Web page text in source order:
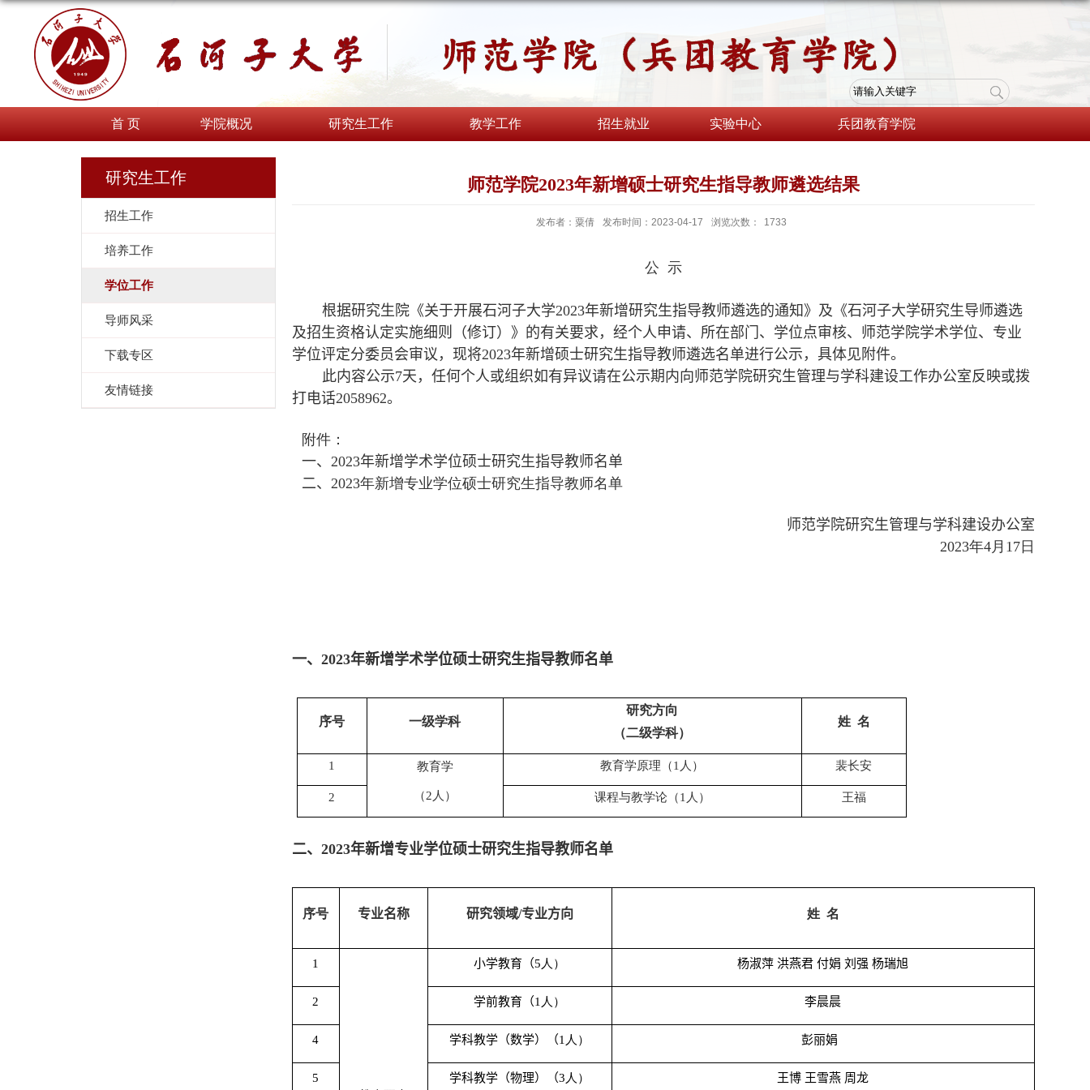
首 页 学院概况 研究生工作 教学工作 招生就业 实验中心 兵团教育学院
研究生工作
招生工作
培养工作
学位工作
导师风采
下载专区
友情链接
师范学院2023年新增硕士研究生指导教师遴选结果
发布者：粟倩 发布时间：2023-04-17 浏览次数： 1733
公 示
根据研究生院《关于开展石河子大学2023年新增研究生指导教师遴选的通知》及《石河子大学研究生导师遴选
及招生资格认定实施细则（修订）》的有关要求，经个人申请、所在部门、学位点审核、师范学院学术学位、专业
学位评定分委员会审议，现将2023年新增硕士研究生指导教师遴选名单进行公示，具体见附件。
此内容公示7天，任何个人或组织如有异议请在公示期内向师范学院研究生管理与学科建设工作办公室反映或拨
打电话2058962。
附件：
一、 2023年新增学术学位硕士研究生指导教师名单
二、 2023年新增专业学位硕士研究生指导教师名单
师范学院研究生管理与学科建设办公室
2023年4月 17日
一、 2023年新增学术学位硕士研究生指导教师名单
序号 一级学科
研究方向
（二级学科）
姓 名
1 教育学
（2人）
教育学原理（1人） 裴长安
2 课程与教学论（1人） 王福
二、 2023年新增专业学位硕士研究生指导教师名单
序号 专业名称 研究领域/专业方向 姓 名
1 小学教育 （5 人） 杨淑萍 洪燕君 付娟 刘强 杨瑞旭
2 学前教育 （1 人） 李晨晨
4 学科教学（数学） （1 人） 彭丽娟
5 学科教学（物理） （3 人） 王博 王雪燕 周龙